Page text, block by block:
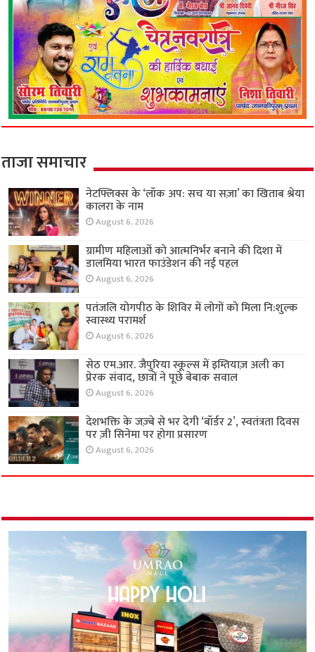
ताजा समाचार
नेटफ्लिक्स के ‘लॉक अप: सच या सज़ा’ का खिताब श्रेया
कालरा के नाम
August 6, 2026
ग्रामीण महिलाओं को आत्मनिर्भर बनाने की दिशा में
डालमिया भारत फाउंडेशन की नई पहल
August 6, 2026
पतंजलि योगपीठ के शिविर में लोगों को मिला नि:शुल्क
स्वास्थ्य परामर्श
August 6, 2026
सेठ एम.आर. जैपुरिया स्कूल्स में इम्तियाज़ अली का
प्रेरक संवाद, छात्रों ने पूछे बेबाक सवाल
August 6, 2026
देशभक्ति के जज़्बे से भर देगी ‘बॉर्डर 2’, स्वतंत्रता दिवस
पर ज़ी सिनेमा पर होगा प्रसारण
August 6, 2026